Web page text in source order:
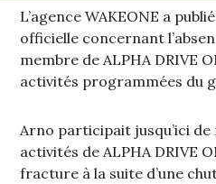
L’agence WAKEONE a
officielle concernant
membre de ALPHA DRIVE
activités programmées du
Arno participait jusqu’ici
activités de ALPHA DRIVE
fracture à la suite d’une